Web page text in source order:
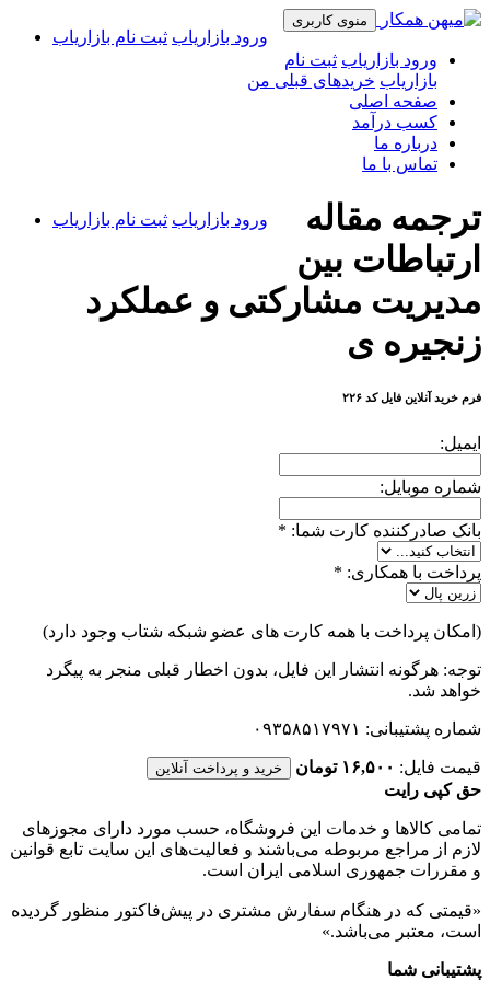
منوی کاربری
ورود بازاریاب ثبت نام بازاریاب
ورود بازاریاب ثبت نام
بازاریاب خریدهای قبلی من
صفحه اصلی
کسب درآمد
درباره ما
تماس با ما
ورود بازاریاب ثبت نام بازاریاب
ترجمه مقاله
ارتباطات بین
مدیریت مشارکتی و عملکرد
زنجیره ی
فرم خرید آنلاین فایل کد ۲۲۶
ایمیل:
شماره موبایل:
بانک صادرکننده کارت شما: *
پرداخت با همکاری: *
(امکان پرداخت با همه کارت های عضو شبکه شتاب وجود دارد)
توجه: هرگونه انتشار این فایل، بدون اخطار قبلی منجر به پیگرد
خواهد شد.
شماره پشتیبانی: ۰۹۳۵۸۵۱۷۹۷۱
قیمت فایل: ۱۶,۵۰۰ تومان خرید و پرداخت آنلاین
حق کپی رایت
تمامی كالاها و خدمات اين فروشگاه، حسب مورد دارای مجوزهای
لازم از مراجع مربوطه می‌باشند و فعاليت‌های اين سايت تابع قوانين
و مقررات جمهوری اسلامی ايران است.
«قیمتی که در هنگام سفارش مشتری در پیش‌­فاکتور منظور گرديده
است، معتبر می‌باشد.»
پشتیبانی شما